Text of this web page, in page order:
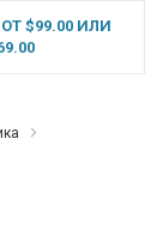
$99.00 ИЛИ